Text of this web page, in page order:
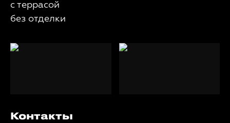
с террасой
без отделки
Контакты